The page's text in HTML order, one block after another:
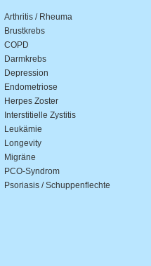
Arthritis / Rheuma
Brustkrebs
COPD
Darmkrebs
Depression
Endometriose
Herpes Zoster
Interstitielle Zystitis
Leukämie
Longevity
Migräne
PCO-Syndrom
Psoriasis / Schuppenflechte